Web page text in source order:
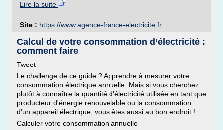
Lire la suite
Site : https://www.agence-france-electricite.fr
Calcul de votre consommation d’électricité :
comment faire
Tweet
Le challenge de ce guide ? Apprendre à mesurer votre
consommation électrique annuelle. Mais si vous cherchez
plutôt à connaître la quantité d'électricité utilisée en tant que
producteur d'énergie renouvelable ou la consommation
d'un appareil électrique, vous êtes aussi au bon endroit !
Calculer votre consommation annuelle